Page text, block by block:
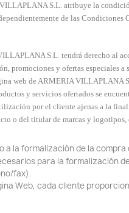
S.L. atribuye la
de las
S.L. tendrá derecho al
promociones y ofertas especiales a
web de ARMERIA VILLAPLANA
y servicios ofertados se
por el cliente ajenas a la
o del titular de marcas y
la formalización de la
para la formalización
fax).
Web, cada cliente